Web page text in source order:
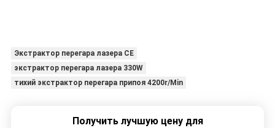
Экстрактор перегара лазера CE
экстрактор перегара лазера 330W
тихий экстрактор перегара припоя 4200r/Min
Получить лучшую цену для